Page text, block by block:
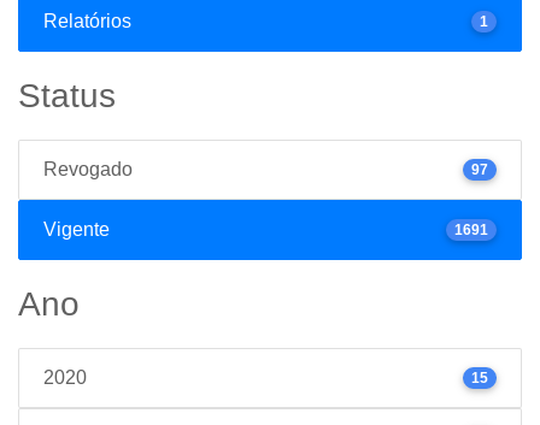
Relatórios 1
Status
Revogado 97
Vigente 1691
Ano
2020 15